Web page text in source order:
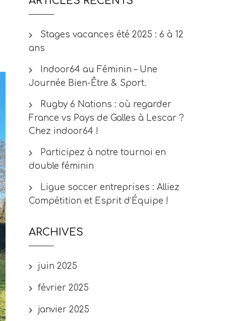
Stages vacances été 2025 : 6 à 12
ans
Indoor64 au Féminin – Une
Journée Bien-Être & Sport.
Rugby 6 Nations : où regarder
France vs Pays de Galles à Lescar ?
Chez indoor64 !
Participez à notre tournoi en
double féminin
Ligue soccer entreprises : Alliez
Compétition et Esprit d’Équipe !
ARCHIVES
juin 2025
février 2025
janvier 2025